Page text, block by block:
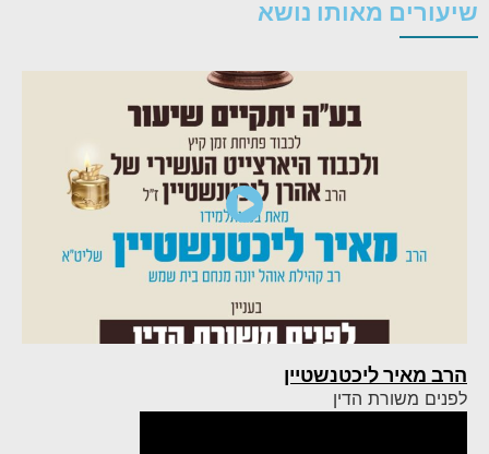
שיעורים מאותו נושא
הרב מאיר ליכטנשטיין
לפנים משורת הדין